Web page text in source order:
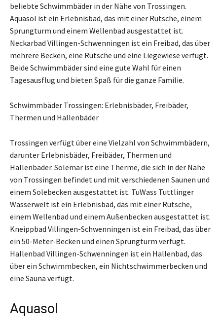
beliebte Schwimmbäder in der Nähe von Trossingen.
Aquasol ist ein Erlebnisbad, das mit einer Rutsche, einem
Sprungturm und einem Wellenbad ausgestattet ist.
Neckarbad Villingen-Schwenningen ist ein Freibad, das über
mehrere Becken, eine Rutsche und eine Liegewiese verfügt.
Beide Schwimmbäder sind eine gute Wahl für einen
Tagesausflug und bieten Spaß für die ganze Familie.
Schwimmbäder Trossingen: Erlebnisbäder, Freibäder,
Thermen und Hallenbäder
Trossingen verfügt über eine Vielzahl von Schwimmbädern,
darunter Erlebnisbäder, Freibäder, Thermen und
Hallenbäder. Solemar ist eine Therme, die sich in der Nähe
von Trossingen befindet und mit verschiedenen Saunen und
einem Solebecken ausgestattet ist. TuWass Tuttlinger
Wasserwelt ist ein Erlebnisbad, das mit einer Rutsche,
einem Wellenbad und einem Außenbecken ausgestattet ist.
Kneippbad Villingen-Schwenningen ist ein Freibad, das über
ein 50-Meter-Becken und einen Sprungturm verfügt.
Hallenbad Villingen-Schwenningen ist ein Hallenbad, das
über ein Schwimmbecken, ein Nichtschwimmerbecken und
eine Sauna verfügt.
Aquasol